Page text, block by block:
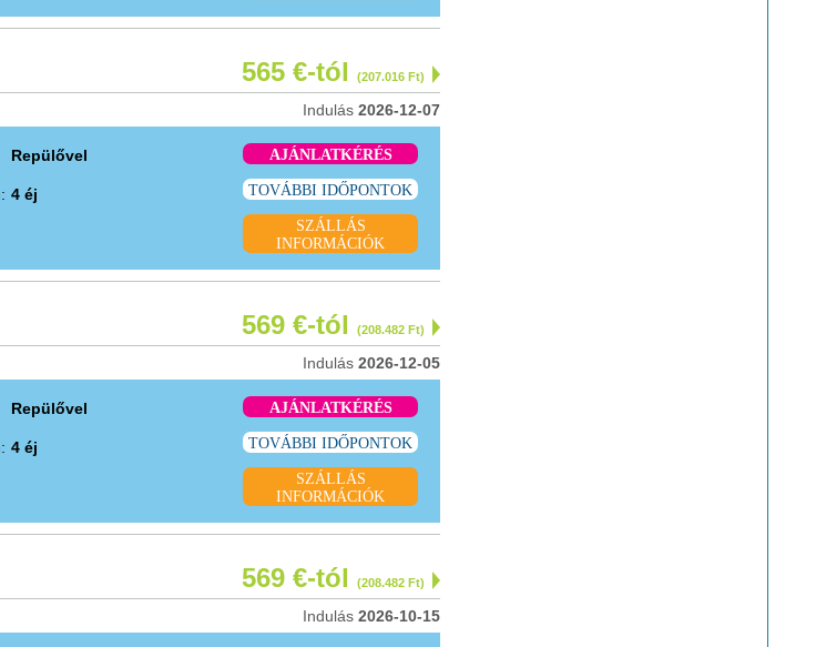
565 €-tól (207.016 Ft)
Indulás 2026-12-07
Repülővel
4 éj
AJÁNLATKÉRÉS
TOVÁBBI IDŐPONTOK
SZÁLLÁS
INFORMÁCIÓK
569 €-tól (208.482 Ft)
Indulás 2026-12-05
Repülővel
4 éj
AJÁNLATKÉRÉS
TOVÁBBI IDŐPONTOK
SZÁLLÁS
INFORMÁCIÓK
569 €-tól (208.482 Ft)
Indulás 2026-10-15